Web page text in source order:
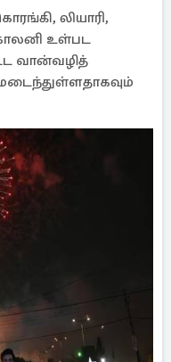
லியாரி,
உள்பட
வான்வழித்